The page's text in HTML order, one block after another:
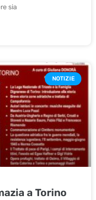
sia
NOTIZIE
a Torino